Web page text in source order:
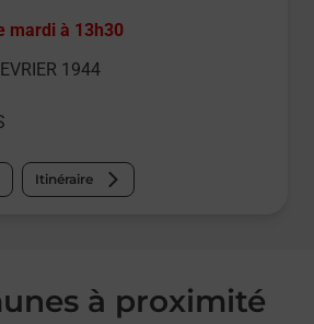
mardi à 13h30
1944
Itinéraire
à proximité